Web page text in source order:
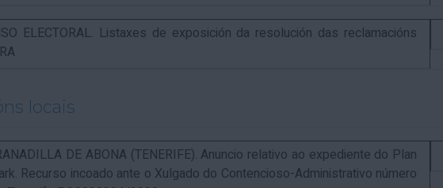
ELECTORAL. Listaxes de exposición da resolución das reclamacións
locais
DE ABONA (TENERIFE). Anuncio relativo ao expediente do Plan
Recurso incoado ante o Xulgado do Contencioso-Administrativo número